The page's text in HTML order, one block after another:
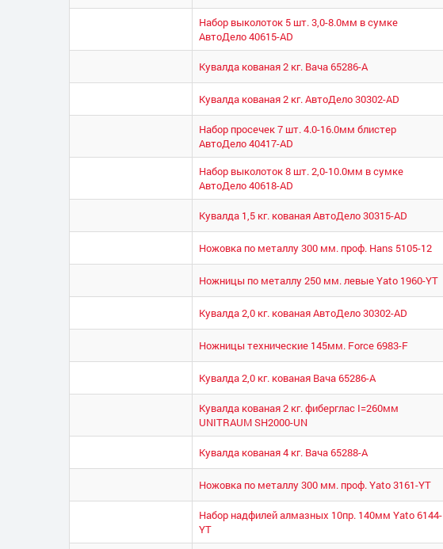
Набор выколоток 5 шт. 3,0-8.0мм в сумке
АвтоДело 40615-AD
Кувалда кованая 2 кг. Вача 65286-А
Кувалда кованая 2 кг. АвтоДело 30302-AD
Набор просечек 7 шт. 4.0-16.0мм блистер
АвтоДело 40417-AD
Набор выколоток 8 шт. 2,0-10.0мм в сумке
АвтоДело 40618-AD
Кувалда 1,5 кг. кованая АвтоДело 30315-AD
Ножовка по металлу 300 мм. проф. Hans 5105-12
Ножницы по металлу 250 мм. левые Yato 1960-YT
Кувалда 2,0 кг. кованая АвтоДело 30302-AD
Ножницы технические 145мм. Force 6983-F
Кувалда 2,0 кг. кованая Вача 65286-А
Кувалда кованая 2 кг. фиберглас I=260мм
UNITRAUM SH2000-UN
Кувалда кованая 4 кг. Вача 65288-А
Ножовка по металлу 300 мм. проф. Yato 3161-YT
Набор надфилей алмазных 10пр. 140мм Yato 6144-
YT